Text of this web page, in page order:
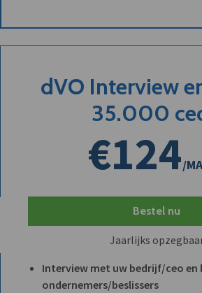
dVO Interview
35.000
€124/
Bestel nu
Jaarlijks
Interview met uw bedrijf/ceo en
ondernemers/beslissers